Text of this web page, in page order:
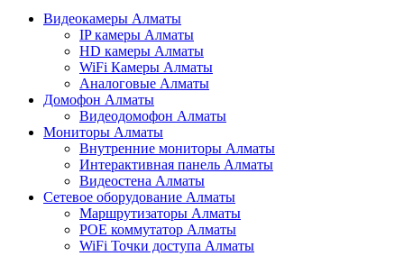
Видеокамеры Алматы
IP камеры Алматы
HD камеры Алматы
WiFi Камеры Алматы
Аналоговые Алматы
Домофон Алматы
Видеодомофон Алматы
Мониторы Алматы
Внутренние мониторы Алматы
Интерактивная панель Алматы
Видеостена Алматы
Сетевое оборудование Алматы
Маршрутизаторы Алматы
POE коммутатор Алматы
WiFi Точки доступа Алматы